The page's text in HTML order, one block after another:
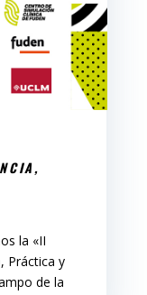
la «II
Práctica y
de la